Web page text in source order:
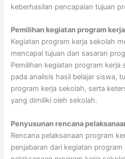
keberhasilan pencapaian tujuan
Pemilihan kegiatan program
Kegiatan program kerja sekolah
mencapai tujuan dan sasaran
Pemilihan kegiatan program kerja
pada analisis hasil belajar siswa,
program kerja sekolah, serta
yang dimiliki oleh sekolah.
Penyusunan rencana
Rencana pelaksanaan program
penjabaran dari kegiatan program